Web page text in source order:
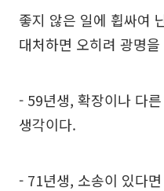
좋지 않은 일에 휩싸여
대처하면 오히려 광명
- 59년생, 확장이나 다
생각이다.
- 71년생, 소송이 있다